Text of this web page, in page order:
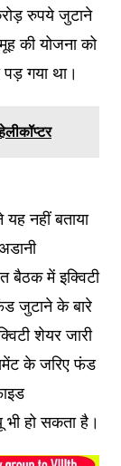
रुपये जुटाने
की योजना को
गया था।
नहीं बताया
बैठक में इक्विटी
जुटाने के बारे
शेयर जारी
के जरिए फंड
हो सकता है।